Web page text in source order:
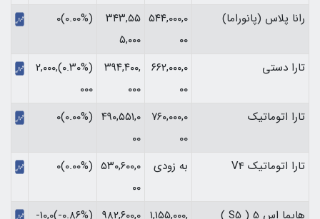
رانا پلاس (پانوراما)
۵۴۴,۰۰۰,۰
۰۰
۳۴۳,۵۵
۵,۰۰۰
(۰.۰۰%)۰
تارا دستی
۶۶۲,۰۰۰,۰
۰۰
۳۹۴,۴۰۰,
۰۰۰
(‎۰.۳۰%‏)‎۲,۰۰۰,
۰۰۰‏
تارا اتوماتیک
۷۶۰,۰۰۰,۰
۰۰
۴۹۰,۵۵۱,۰
۰۰
(۰.۰۰%)۰
تارا اتوماتیک V4 به زودی
۵۳۰,۶۰۰,۰
۰۰
(۰.۰۰%)۰
هایما اس 5 ( S5 ) ۱,۱۵۵,۰۰۰, ۹۸۲,۶۰۰,۰ (‎-۰.۸۶%‏)‎-۱۰,۰